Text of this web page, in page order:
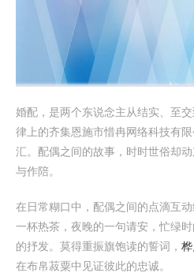
婚配，是两个东说念主从结实、至
律上的齐集恩施市惜冉网络科技有
汇。配偶之间的故事，时时世俗却
与作陪。
在日常糊口中，配偶之间的点滴互
一杯热茶，夜晚的一句请安，忙绿
的抒发。莫得重振旗饱读的誓词，
在布帛菽粟中见证彼此的忠诚。